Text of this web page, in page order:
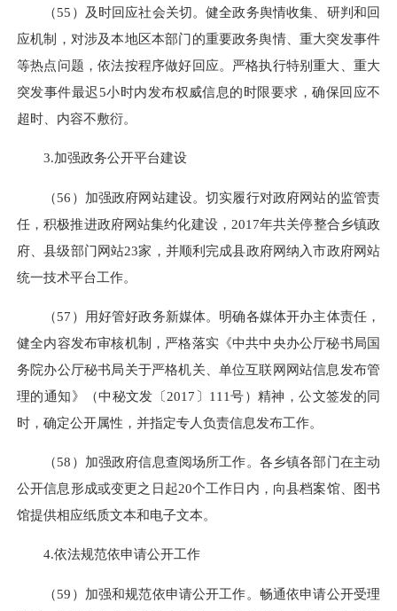
（55）及时回应社会关切。健全政务舆情收集、研判和回
应机制，对涉及本地区本部门的重要政务舆情、重大突发事件
等热点问题，依法按程序做好回应。严格执行特别重大、重大
突发事件最迟5小时内发布权威信息的时限要求，确保回应不
超时、内容不敷衍。
3.加强政务公开平台建设
（56）加强政府网站建设。切实履行对政府网站的监管责
任，积极推进政府网站集约化建设，2017年共关停整合乡镇政
府、县级部门网站23家，并顺利完成县政府网纳入市政府网站
统一技术平台工作。
（57）用好管好政务新媒体。明确各媒体开办主体责任，
健全内容发布审核机制，严格落实《中共中央办公厅秘书局国
务院办公厅秘书局关于严格机关、单位互联网网站信息发布管
理的通知》（中秘文发〔2017〕111号）精神，公文签发的同
时，确定公开属性，并指定专人负责信息发布工作。
（58）加强政府信息查阅场所工作。各乡镇各部门在主动
公开信息形成或变更之日起20个工作日内，向县档案馆、图书
馆提供相应纸质文本和电子文本。
4.依法规范依申请公开工作
（59）加强和规范依申请公开工作。畅通依申请公开受理